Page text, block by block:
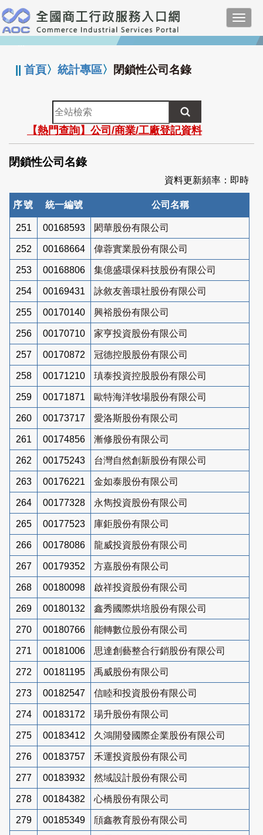
跳
到
主
要
:::
||首頁〉統計專區〉 閉鎖性公司名錄
全
站
檢
索
【熱門查詢】公司/商業/工廠登記資料
閉鎖性公司名錄
資料更新頻率：即時
序號 統一編號 公司名稱
251 00168593 閎華股份有限公司
252 00168664 偉蓉實業股份有限公司
253 00168806 集億盛環保科技股份有限公司
254 00169431 詠敘友善環社股份有限公司
255 00170140 興裕股份有限公司
256 00170710 家亨投資股份有限公司
257 00170872 冠德控股股份有限公司
258 00171210 瑱泰投資控股股份有限公司
259 00171871 歐特海洋牧場股份有限公司
260 00173717 愛洛斯股份有限公司
261 00174856 漸修股份有限公司
262 00175243 台灣自然創新股份有限公司
263 00176221 金如泰股份有限公司
264 00177328 永雋投資股份有限公司
265 00177523 庫鉅股份有限公司
266 00178086 龍威投資股份有限公司
267 00179352 方嘉股份有限公司
268 00180098 啟祥投資股份有限公司
269 00180132 鑫秀國際烘培股份有限公司
270 00180766 能轉數位股份有限公司
271 00181006 思達創藝整合行銷股份有限公司
272 00181195 禹威股份有限公司
273 00182547 信睦和投資股份有限公司
274 00183172 瑒升股份有限公司
275 00183412 久鴻開發國際企業股份有限公司
276 00183757 禾運投資股份有限公司
277 00183932 然域設計股份有限公司
278 00184382 心橋股份有限公司
279 00185349 頎鑫教育股份有限公司